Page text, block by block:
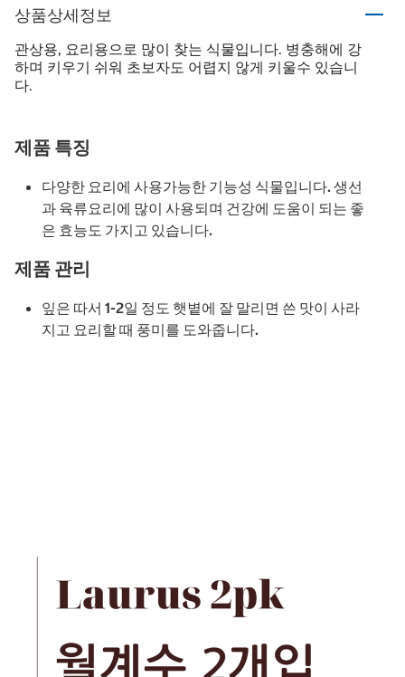
상품상세정보
관상용, 요리용으로 많이 찾는 식물입니다. 병충해에 강
하며 키우기 쉬워 초보자도 어렵지 않게 키울수 있습니
다.
제품 특징
다양한 요리에 사용가능한 기능성 식물입니다. 생선
과 육류요리에 많이 사용되며 건강에 도움이 되는 좋
은 효능도 가지고 있습니다.
제품 관리
잎은 따서 1-2일 정도 햇볕에 잘 말리면 쓴 맛이 사라
지고 요리할 때 풍미를 도와줍니다.